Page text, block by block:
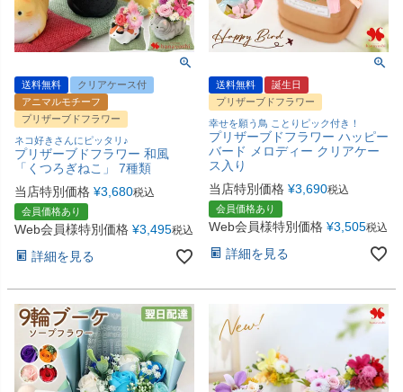
送料無料
クリアケース付
アニマルモチーフ
プリザーブドフラワー
ネコ好きさんにピッタリ♪
プリザーブドフラワー 和風
「くつろぎねこ」 7種類
当店特別価格 ¥3,680税込
会員価格あり
Web会員様特別価格 ¥3,495税込
詳細を見る
送料無料
誕生日
プリザーブドフラワー
幸せを願う鳥 ことりピック付き！
プリザーブドフラワー ハッピー
バード メロディー クリアケー
ス入り
当店特別価格 ¥3,690税込
会員価格あり
Web会員様特別価格 ¥3,505税込
詳細を見る